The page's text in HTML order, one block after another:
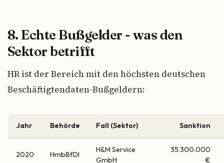
8. Echte Bußgelder - was den
Sektor betrifft
HR ist der Bereich mit den höchsten deutschen
Beschäftigtendaten-Bußgeldern:
Jahr Behörde Fall (Sektor) Sanktion
2020 HmbBfDI
H&M Service
GmbH
35.300.000
€